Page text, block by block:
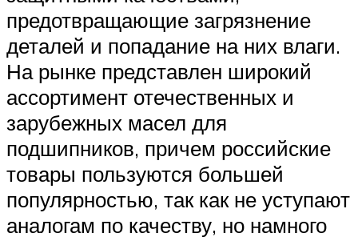
предотвращающие загрязнение
деталей и попадание на них влаги.
На рынке представлен широкий
ассортимент отечественных и
зарубежных масел для
подшипников, причем российские
товары пользуются большей
популярностью, так как не уступают
аналогам по качеству, но намного